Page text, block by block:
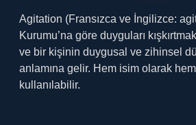
Agitation (Fransızca ve İngilizce:
Kurumu’na göre duyguları
ve bir kişinin duygusal ve zihinsel
anlamına gelir. Hem isim olarak
kullanılabilir.